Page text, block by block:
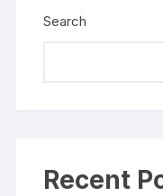
Search
Recent